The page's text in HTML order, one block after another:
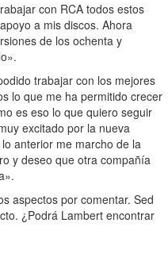
con RCA todos estos
a mis discos. Ahora
de los ochenta y
trabajar con los mejores
lo que me ha permitido crecer
es eso lo que quiero seguir
excitado por la nueva
anterior me marcho de la
y deseo que otra compañía
aspectos por comentar. Sed
¿Podrá Lambert encontrar